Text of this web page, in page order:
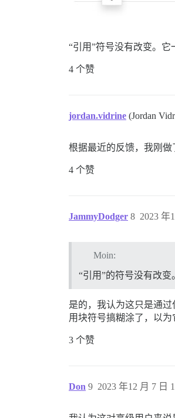
“引用”符号没有改变。
4 个赞
jordan.vidrine (Jordan
根据最近的反馈，我刚做
4 个赞
JammyDodger 2023 年
8
Moin:
“引用”的符号没有改
是的，我认为这只是通
用块符号搞糊涂了，以为
3 个赞
Don 2023 年12 月 7 日
9